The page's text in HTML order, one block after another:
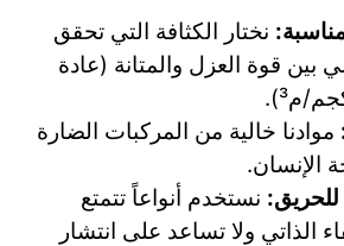
نختار الكثافة التي تحقق
بين قوة العزل والمتانة (عادة
موادنا خالية من المركبات الضارة
الإنسان.
للحريق: نستخدم أنواعاً تتمتع
الذاتي ولا تساعد على انتشار